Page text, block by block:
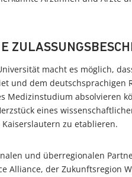
macht es möglich,
und dem deutschsprachigen
Medizinstudium absolvieren
eines
zu etablieren.
und überregionalen
Alliance, der Zukunftsregion